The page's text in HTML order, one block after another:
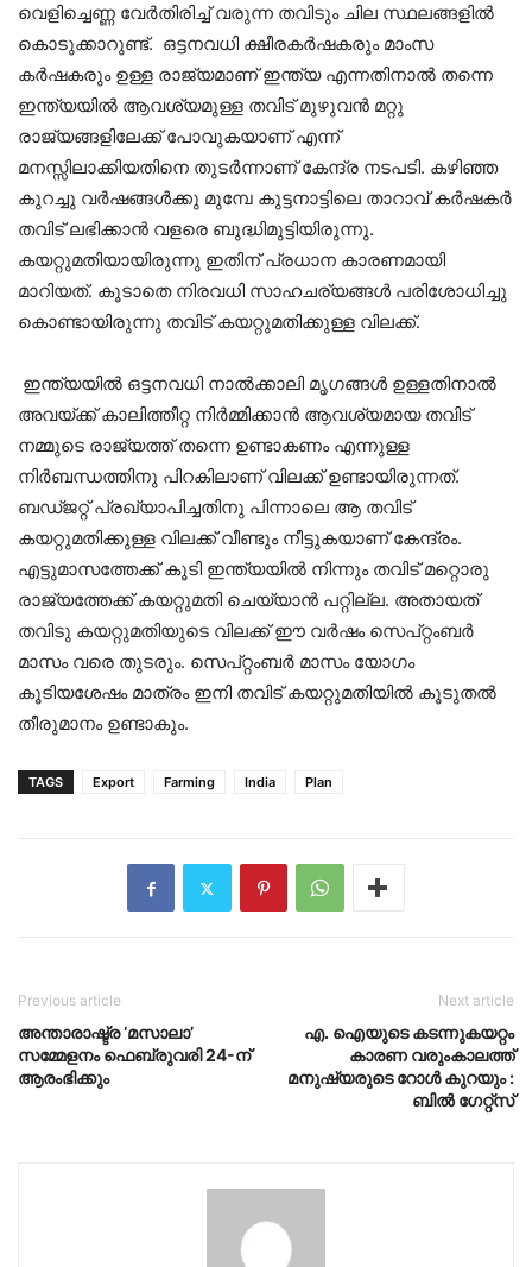
വെളിച്ചെണ്ണ വേർതിരിച്ച് വരുന്ന തവിടും ചില സ്ഥലങ്ങളിൽ
കൊടുക്കാറുണ്ട്. ഒട്ടനവധി ക്ഷീരകർഷകരും മാംസ
കർഷകരും ഉള്ള രാജ്യമാണ് ഇന്ത്യ എന്നതിനാൽ തന്നെ
ഇന്ത്യയിൽ ആവശ്യമുള്ള തവിട് മുഴുവൻ മറ്റു
രാജ്യങ്ങളിലേക്ക് പോവുകയാണ് എന്ന്
മനസ്സിലാക്കിയതിനെ തുടർന്നാണ് കേന്ദ്ര നടപടി. കഴിഞ്ഞ
കുറച്ചു വർഷങ്ങൾക്കു മുമ്പേ കുട്ടനാട്ടിലെ താറാവ് കർഷകർ
തവിട് ലഭിക്കാൻ വളരെ ബുദ്ധിമുട്ടിയിരുന്നു.
കയറ്റുമതിയായിരുന്നു ഇതിന് പ്രധാന കാരണമായി
മാറിയത്. കൂടാതെ നിരവധി സാഹചര്യങ്ങൾ പരിശോധിച്ചു
കൊണ്ടായിരുന്നു തവിട് കയറ്റുമതിക്കുള്ള വിലക്ക്.
ഇന്ത്യയിൽ ഒട്ടനവധി നാൽക്കാലി മൃഗങ്ങൾ ഉള്ളതിനാൽ
അവയ്ക്ക് കാലിത്തീറ്റ നിർമ്മിക്കാൻ ആവശ്യമായ തവിട്
നമ്മുടെ രാജ്യത്ത് തന്നെ ഉണ്ടാകണം എന്നുള്ള
നിർബന്ധത്തിനു പിറകിലാണ് വിലക്ക് ഉണ്ടായിരുന്നത്.
ബഡ്ജറ്റ് പ്രഖ്യാപിച്ചതിനു പിന്നാലെ ആ തവിട്
കയറ്റുമതിക്കുള്ള വിലക്ക് വീണ്ടും നീട്ടുകയാണ് കേന്ദ്രം.
എട്ടുമാസത്തേക്ക് കൂടി ഇന്ത്യയിൽ നിന്നും തവിട് മറ്റൊരു
രാജ്യത്തേക്ക് കയറ്റുമതി ചെയ്യാൻ പറ്റില്ല. അതായത്
തവിടു കയറ്റുമതിയുടെ വിലക്ക് ഈ വർഷം സെപ്റ്റംബർ
മാസം വരെ തുടരും. സെപ്റ്റംബർ മാസം യോഗം
കൂടിയശേഷം മാത്രം ഇനി തവിട് കയറ്റുമതിയിൽ കൂടുതൽ
തീരുമാനം ഉണ്ടാകും.
TAGS Export Farming India Plan
Previous article
അന്താരാഷ്ട്ര ‘മസാലാ’
സമ്മേളനം ഫെബ്രുവരി 24-ന്
ആരംഭിക്കും
Next article
എ. ഐയുടെ കടന്നുകയറ്റം
കാരണ വരുംകാലത്ത്
മനുഷ്യരുടെ റോൾ കുറയും :
ബിൽ ഗേറ്റ്സ്